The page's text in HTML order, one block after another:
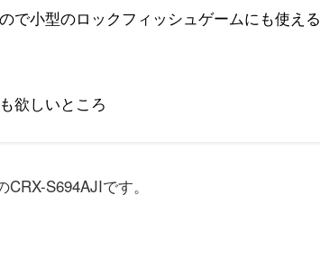
で小型のロックフィッシュゲームにも使える
欲しいところ
S694AJIです。